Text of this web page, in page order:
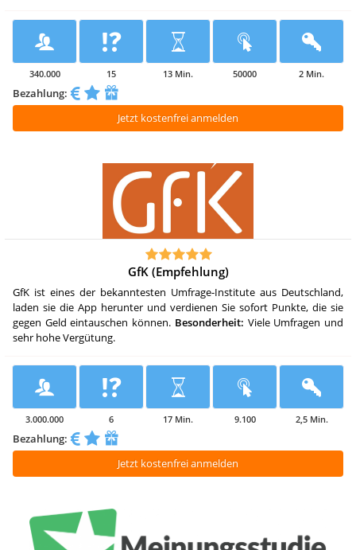
340.000 15 13 Min. 50000 2 Min.
Bezahlung:
Jetzt kostenfrei anmelden
GfK (Empfehlung)
GfK ist eines der bekanntesten Umfrage-Institute aus Deutschland,
laden sie die App herunter und verdienen Sie sofort Punkte, die sie
gegen Geld eintauschen können. Besonderheit: Viele Umfragen und
sehr hohe Vergütung.
3.000.000 6 17 Min. 9.100 2,5 Min.
Bezahlung:
Jetzt kostenfrei anmelden